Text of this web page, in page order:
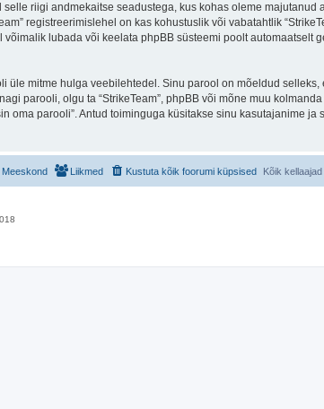
riigi andmekaitse seadustega, kus kohas oleme majutanud
registreerimislehel on kas kohustuslik või vabatahtlik
lubada või keelata phpBB süsteemi poolt automaatselt
üle mitme hulga veebilehtedel. Sinu parool on mõeldud selleks,
parooli, olgu ta “StrikeTeam”, phpBB või mõne muu
oma parooli”. Antud toiminguga küsitakse sinu kasutajanime ja
Kõik
Kustuta kõik foorumi küpsised
Liikmed
Meeskond